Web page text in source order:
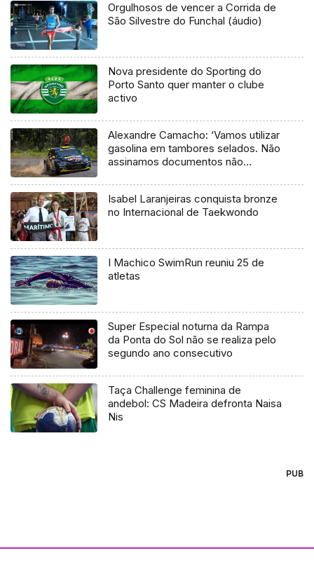
Orgulhosos de vencer a Corrida de
São Silvestre do Funchal (áudio)
Nova presidente do Sporting do
Porto Santo quer manter o clube
activo
Alexandre Camacho: ‘Vamos utilizar
gasolina em tambores selados. Não
assinamos documentos não
Isabel Laranjeiras conquista bronze
no Internacional de Taekwondo
I Machico SwimRun reuniu 25 de
atletas
Super Especial noturna da Rampa
da Ponta do Sol não se realiza pelo
segundo ano consecutivo
Taça Challenge feminina de
andebol: CS Madeira defronta Naisa
Nis
PUB